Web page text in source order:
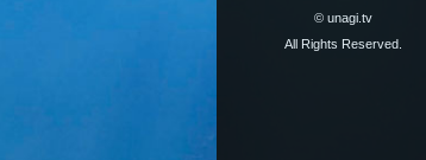
© unagi.tv
All Rights Reserved.